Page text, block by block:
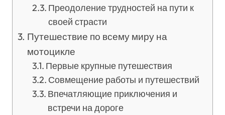
Преодоление трудностей на пути к
своей страсти
Путешествие по всему миру на
мотоцикле
Первые крупные путешествия
Совмещение работы и путешествий
Впечатляющие приключения и
встречи на дороге